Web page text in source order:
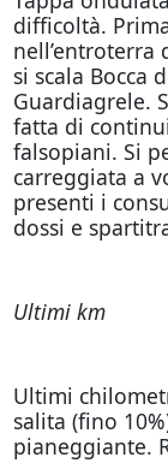
difficoltà.
si scala Bocca
Guardiagrele.
fatta di
falsopiani. Si
carreggiata a
presenti i
dossi e
Ultimi km
Ultimi
salita (fino
pianeggiante.